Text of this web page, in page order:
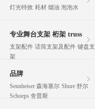
灯光特效 耗材 烟油 泡泡水
专业舞台支架 桁架 truss
支架配件 话筒支架及配件 键盘支
架
品牌
Sennheiser 森海塞尔 Shure 舒尔
Schoeps 舍普斯